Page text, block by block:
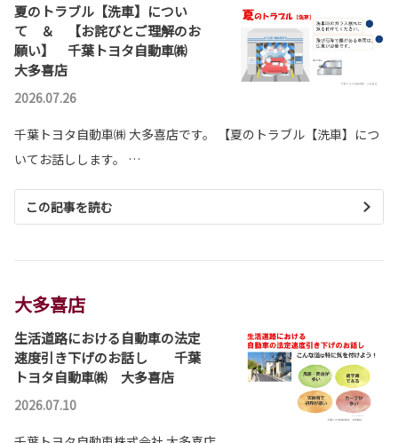
夏のトラブル【洗車】につい
て ＆ 【お詫びとご理解のお
願い】 千葉トヨタ自動車㈱
大多喜店
2026.07.26
千葉トヨタ自動車㈱ 大多喜店です。 【夏のトラブル【洗車】につ
いてお話しします。 …
この記事を読む
大多喜店
生活道路における自動車の法定
速度引き下げのお話し 千葉
トヨタ自動車㈱ 大多喜店
2026.07.10